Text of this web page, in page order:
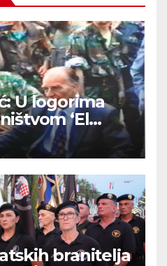
U logorima
‘El
su Hrvatima
glave
branitelja